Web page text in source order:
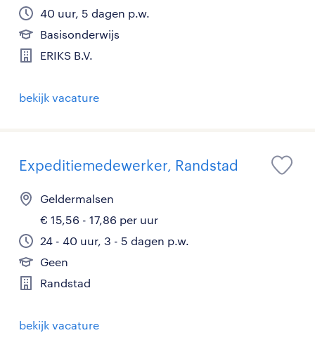
40 uur, 5 dagen p.w.
Basisonderwijs
ERIKS B.V.
bekijk vacature
Expeditiemedewerker, Randstad
Geldermalsen
€ 15,56 - 17,86 per uur
24 - 40 uur, 3 - 5 dagen p.w.
Geen
Randstad
bekijk vacature